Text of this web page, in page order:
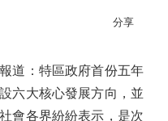
分享
：特區政府首份五年
六大核心發展方向，並
會各界紛紛表示，是次